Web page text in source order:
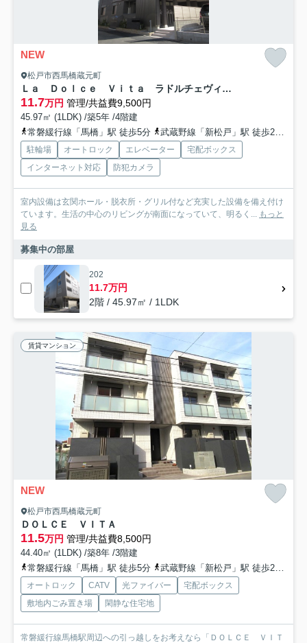
NEW
松戸市西馬橋蔵元町
Ｌａ Ｄｏｌｃｅ Ｖｉｔａ ラドルチェヴィータ
11.7万円 管理/共益費9,500円
45.97㎡ (1LDK) /築5年 /4階建
常磐緩行線「馬橋」駅 徒歩5分
武蔵野線「新松戸」駅 徒歩22分
駐輪場 オートロック エレベーター
宅配ボックス
インターネット対応
防犯カメラ
室内設備は玄関ホール・脱衣所・グリル付など充実した設備を備え付け
ています。生活の中心のリビングが南面になっていて、明るく...
もっと
見る
募集中の部屋
202
11.7万円
2階 / 45.97㎡ / 1LDK
賃貸マンション
NEW
松戸市西馬橋蔵元町
ＤＯＬＣＥ ＶＩＴＡ
11.5万円 管理/共益費8,500円
44.40㎡ (1LDK) /築8年 /3階建
常磐緩行線「馬橋」駅 徒歩5分
武蔵野線「新松戸」駅 徒歩26分
オートロック CATV 光ファイバー
宅配ボックス
敷地内ごみ置き場
閑静な住宅地
常磐緩行線馬橋駅周辺への引っ越しをお考えなら「ＤＯＬＣＥ ＶＩＴ